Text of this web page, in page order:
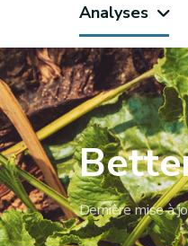
Analyses
Dernière mise à